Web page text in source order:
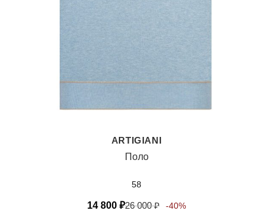
ARTIGIANI
Поло
58
14 800 ₽26 000₽ -40%